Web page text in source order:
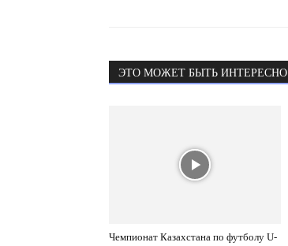
ЭТО МОЖЕТ БЫТЬ ИНТЕРЕСНО
Чемпионат Казахстана по футболу U-